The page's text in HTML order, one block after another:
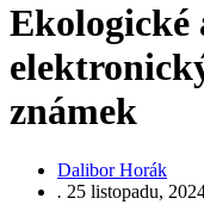
Ekologické
známek
Dalibor Horák
. 25 listopadu,